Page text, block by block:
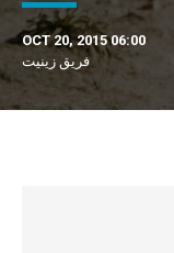
OCT 20, 2015 06:00
فريق زينيت